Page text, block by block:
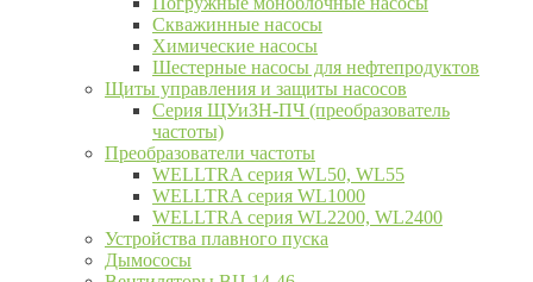
Скважинные насосы
Химические насосы
Шестерные насосы для нефтепродуктов
Щиты управления и защиты насосов
Серия ЩУиЗН-ПЧ (преобразователь
частоты)
Преобразователи частоты
WELLTRA cерия WL50, WL55
WELLTRA cерия WL1000
WELLTRA серия WL2200, WL2400
Устройства плавного пуска
Дымососы